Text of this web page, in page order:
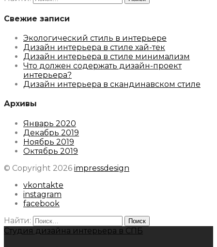
Свежие записи
Экологический стиль в интерьере
Дизайн интерьера в стиле хай-тек
Дизайн интерьера в стиле минимализм
Что должен содержать дизайн-проект
интерьера?
Дизайн интерьера в скандинавском стиле
Архивы
Январь 2020
Декабрь 2019
Ноябрь 2019
Октябрь 2019
© Copyright 2026 impressdesign
vkontakte
instagram
facebook
Найти:
Студия дизайна интерьера в СПБ